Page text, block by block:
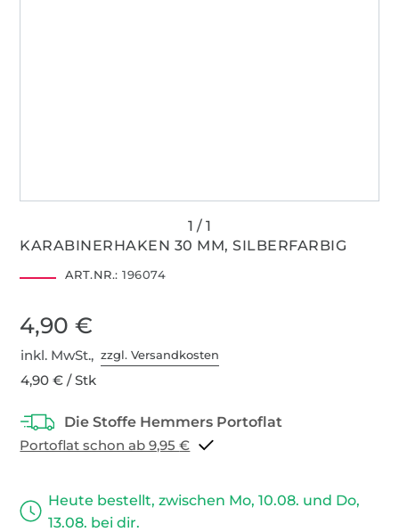
KARABINERHAKEN 30 MM, SILBERFARBIG
ART.NR.: 196074
4,90 €
inkl. MwSt.,zzgl. Versandkosten
4,90 € / Stk
Portoflat schon ab 9,95 €
Heute bestellt, zwischen Mo, 10.08. und Do,
13.08. bei dir.